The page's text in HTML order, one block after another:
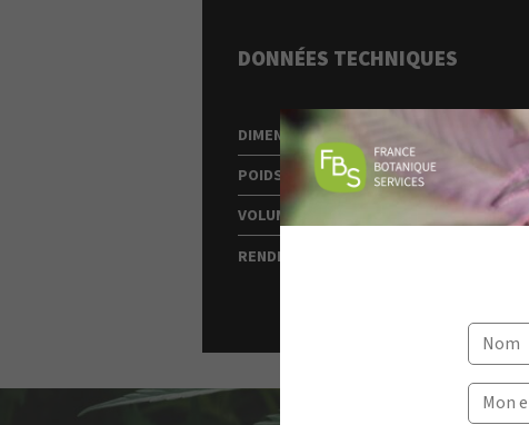
DONNÉES TECHNIQUES
DIMENSIONS
137 x 680 x 470 cm
POIDS
100 kg
VOLUME
10L (charge utile)
RENDEMENT